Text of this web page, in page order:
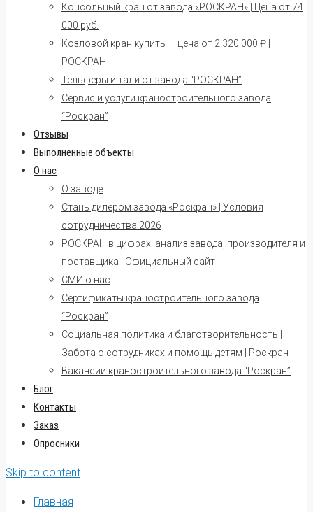
Консольный кран от завода «РОСКРАН» | Цена от 74
000 руб.
Козловой кран купить — цена от 2 320 000 ₽ |
РОСКРАН
Тельферы и тали от завода “РОСКРАН”
Сервис и услуги краностроительного завода
“Роскран”
Отзывы
Выполненные объекты
О нас
О заводе
Стань дилером завода «Роскран» | Условия
сотрудничества 2026
РОСКРАН в цифрах: анализ завода, производителя и
поставщика | Официальный сайт
СМИ о нас
Сертификаты краностроительного завода
“Роскран”
Социальная политика и благотворительность |
Забота о сотрудниках и помощь детям | Роскран
Вакансии краностроительного завода “Роскран”
Блог
Контакты
Заказ
Опросники
Skip to content
Главная